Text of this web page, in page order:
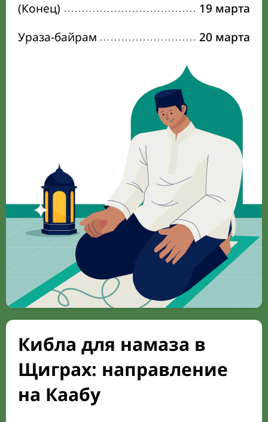
(Конец)
19 марта
Ураза-байрам
20 марта
Кибла для намаза в
Щиграх: направление
на Каабу